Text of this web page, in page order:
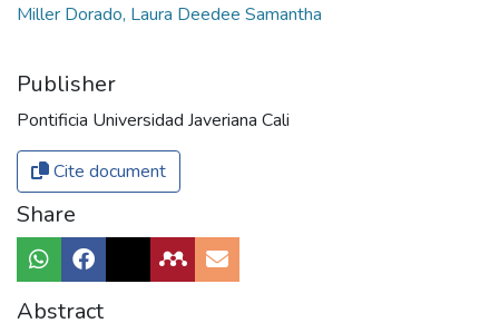
Miller Dorado, Laura Deedee Samantha
Publisher
Pontificia Universidad Javeriana Cali
Cite document
Share
Abstract